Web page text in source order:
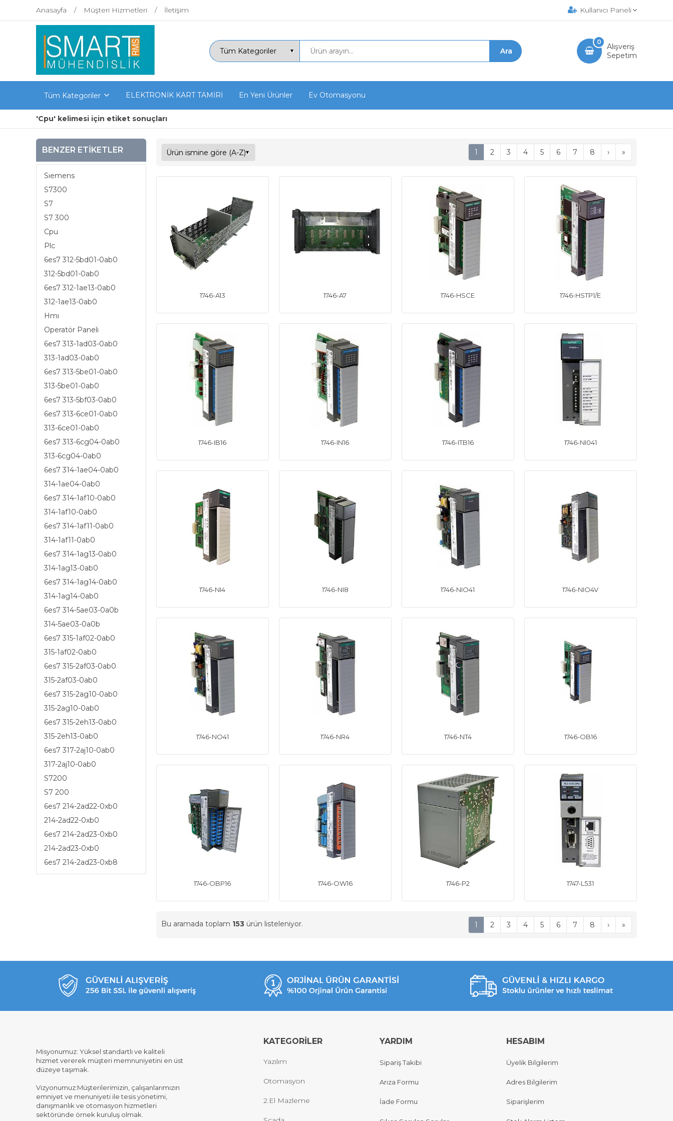
Anasayfa Müşteri Hizmetleri İletişim Kullanıcı Paneli
Alışveriş
Sepetim
0
Tüm Kategoriler ELEKTRONİK KART TAMİRİ En Yeni Ürünler Ev Otomasyonu
'Cpu' kelimesi için etiket sonuçları
BENZER ETIKETLER
Sıemens
S7300
S7
S7 300
Cpu
Plc
6es7 312-5bd01-0ab0
312-5bd01-0ab0
6es7 312-1ae13-0ab0
312-1ae13-0ab0
Hmı
Operatör Paneli
6es7 313-1ad03-0ab0
313-1ad03-0ab0
6es7 313-5be01-0ab0
313-5be01-0ab0
6es7 313-5bf03-0ab0
6es7 313-6ce01-0ab0
313-6ce01-0ab0
6es7 313-6cg04-0ab0
313-6cg04-0ab0
6es7 314-1ae04-0ab0
314-1ae04-0ab0
6es7 314-1af10-0ab0
314-1af10-0ab0
6es7 314-1af11-0ab0
314-1af11-0ab0
6es7 314-1ag13-0ab0
314-1ag13-0ab0
6es7 314-1ag14-0ab0
314-1ag14-0ab0
6es7 314-5ae03-0a0b
314-5ae03-0a0b
6es7 315-1af02-0ab0
315-1af02-0ab0
6es7 315-2af03-0ab0
315-2af03-0ab0
6es7 315-2ag10-0ab0
315-2ag10-0ab0
6es7 315-2eh13-0ab0
315-2eh13-0ab0
6es7 317-2aj10-0ab0
317-2aj10-0ab0
S7200
S7 200
6es7 214-2ad22-0xb0
214-2ad22-0xb0
6es7 214-2ad23-0xb0
214-2ad23-0xb0
6es7 214-2ad23-0xb8
1 2 3 4 5 6 7 8 › »
1746-A13 1746-A7 1746-HSCE 1746-HSTP1/E
1746-IB16 1746-IN16 1746-ITB16 1746-NI041
1746-NI4 1746-NI8 1746-NIO41 1746-NIO4V
1746-NO41 1746-NR4 1746-NT4 1746-OB16
1746-OBP16 1746-OW16 1746-P2 1747-L531
Bu aramada toplam 153 ürün listeleniyor. 1 2 3 4 5 6 7 8 › »
Misyonumuz: Yüksel standartlı ve kaliteli
hizmet vererek müşteri memnuniyetini en üst
düzeye taşımak.
Vizyonumuz:Müşterilerimizin, çalışanlarımızın
emniyet ve menuniyeti ile tesis yönetimi,
danışmanlık ve otomasyon hizmetleri
sektöründe örnek kuruluş olmak.
KATEGORİLER
Yazılım
Otomasyon
2.El Mazleme
YARDIM
Sipariş Takibi
Arıza Formu
İade Formu
HESABIM
Üyelik Bilgilerim
Adres Bilgilerim
Siparişlerim